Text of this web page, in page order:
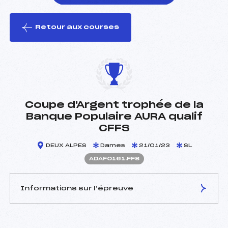
le ski
Retour aux courses
Coupe d'Argent trophée de la
Banque Populaire AURA qualif
CFFS
DEUX ALPES Dames 21/01/23 SL
ADAF0161.FFS
Informations sur l’épreuve